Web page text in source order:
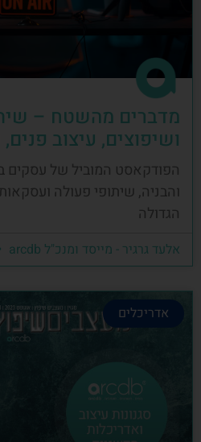
מדברים מהשטח –
ושיפוצים, עיצוב
הפודקאסט המוביל של עסקים
והבניה, שיתופי פעולה
הגדולה
אלעד גרגיר - מייסד ומנכ"ל arcdb
אדריכלים